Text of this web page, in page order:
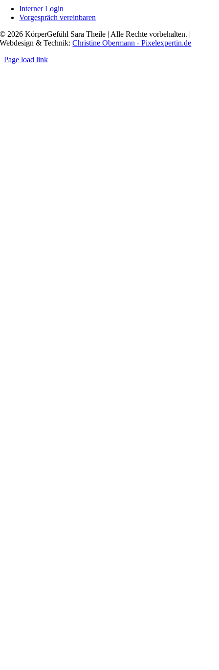
Interner Login
Vorgespräch vereinbaren
© 2026 KörperGefühl Sara Theile | Alle Rechte vorbehalten. |
Webdesign & Technik:Christine Obermann - Pixelexpertin.de
Page load link